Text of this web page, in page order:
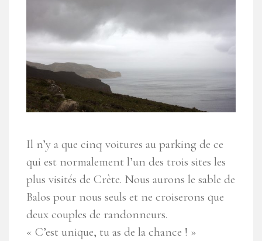
Il n’y a que cinq voitures au parking de ce
qui est normalement l’un des trois sites les
plus visités de Crète. Nous aurons le sable de
Balos pour nous seuls et ne croiserons que
deux couples de randonneurs.
« C’est unique, tu as de la chance ! »